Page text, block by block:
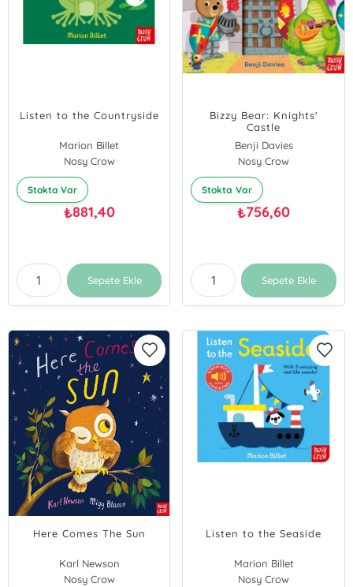
Listen to the Countryside
Marion Billet
Nosy Crow
Stokta Var
₺881,40
Sepete Ekle
Bizzy Bear: Knights'
Castle
Benji Davies
Nosy Crow
Stokta Var
₺756,60
Sepete Ekle
Here Comes The Sun
Karl Newson
Nosy Crow
Listen to the Seaside
Marion Billet
Nosy Crow